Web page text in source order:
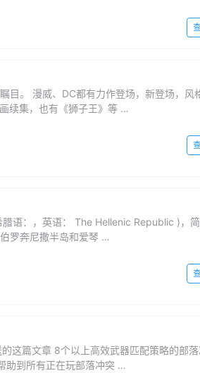
目。 漫威、DC都有力作登场，新登场，风
续集，也有《狮子王》等 …
语：，英语： The Hellenic Republic )，
罗奔尼撒半岛和爱琴 …
这篇文章 8个以上高效武器匹配策略的部落
助到所有正在玩部落冲突 …